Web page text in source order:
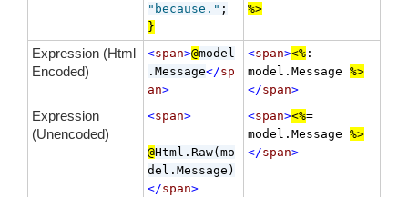
"because." ;
}
%>
Expression (Html
Encoded)
<span>@model
.Message</sp
an>
<span><% :
model.Message %>
</span>
Expression
(Unencoded)
<span>
@Html.Raw(mo
del.Message)
</span>
<span><%=
model.Message %>
</span>